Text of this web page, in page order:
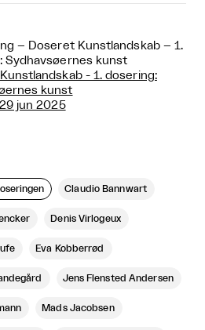
– Doseret Kunstlandskab – 1.
Sydhavsøernes kunst
- 1. dosering:
kunst
jun 2025
Claudio Bannwart
Denis Virlogeux
Eva Kobberrød
Jens Flensted Andersen
Mads Jacobsen